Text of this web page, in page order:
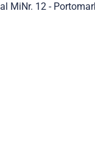
MiNr. 12 -